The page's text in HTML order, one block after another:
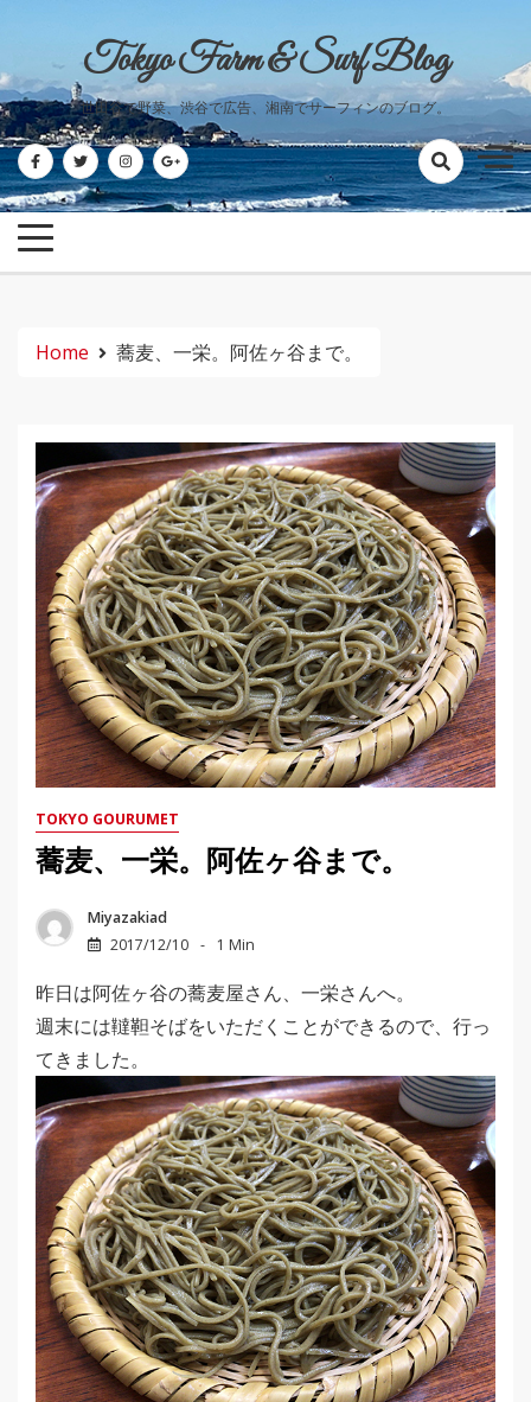
content
Tokyo Farm & Surf Blog
世田谷で野菜、渋谷で広告、湘南でサーフィンのブログ。
Home 蕎麦、一栄。阿佐ヶ谷まで。
TOKYO GOURUMET
蕎麦、一栄。阿佐ヶ谷まで。
Miyazakiad
2017/12/10
1 Min
昨日は阿佐ヶ谷の蕎麦屋さん、一栄さんへ。
週末には韃靼そばをいただくことができるので、行っ
てきました。